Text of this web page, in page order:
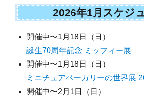
2026年1月スケジ
開催中〜1月18日（日）
誕生70周年記念 ミッフィー展
開催中〜1月18日（日）
ミニチュアベーカリーの世界展
開催中〜2月1日（日）